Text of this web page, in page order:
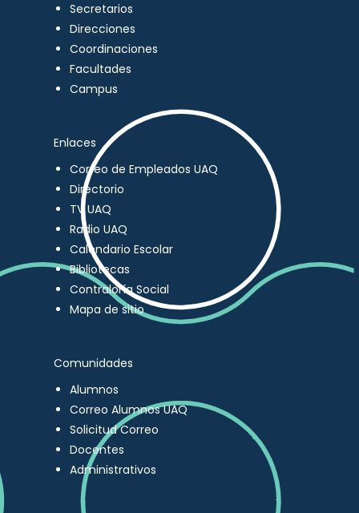
Secretarios
Direcciones
Coordinaciones
Facultades
Campus
Enlaces
Correo de Empleados UAQ
Directorio
TV UAQ
Radio UAQ
Calendario Escolar
Bibliotecas
Contraloría Social
Mapa de sitio
Comunidades
Alumnos
Correo Alumnos UAQ
Solicitud Correo
Docentes
Administrativos